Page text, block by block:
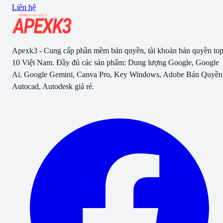
Liên hệ
Apexk3 - Cung cấp phần mềm bản quyền, tài khoản bản quyền top
10 Việt Nam. Đầy đủ các sản phẩm: Dung lượng Google, Google
Ai, Google Gemini, Canva Pro, Key Windows, Adobe Bản
Autocad, Autodesk giá rẻ.